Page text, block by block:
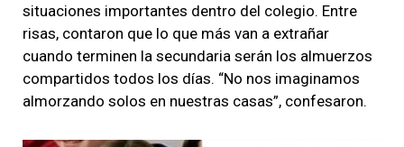
situaciones importantes dentro del colegio. Entre
risas, contaron que lo que más van a extrañar
cuando terminen la secundaria serán los almuerzos
compartidos todos los días. “No nos imaginamos
almorzando solos en nuestras casas”, confesaron.